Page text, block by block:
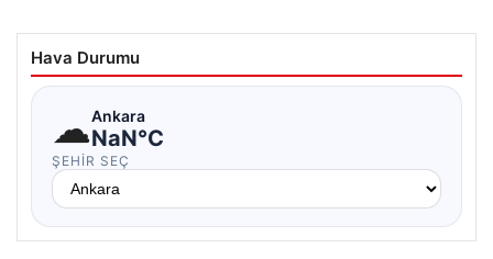
Hava Durumu
☁Ankara
NaN°C
ŞEHIR SEÇ